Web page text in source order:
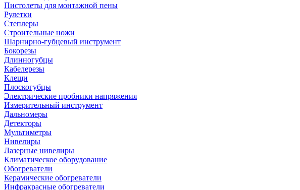
Пистолеты для монтажной пены
Рулетки
Степлеры
Строительные ножи
Шарнирно-губцевый инструмент
Бокорезы
Длинногубцы
Кабелерезы
Клещи
Плоскогубцы
Электрические пробники напряжения
Измерительный инструмент
Дальномеры
Детекторы
Мультиметры
Нивелиры
Лазерные нивелиры
Климатическое оборудование
Обогреватели
Керамические обогреватели
Инфракрасные обогреватели